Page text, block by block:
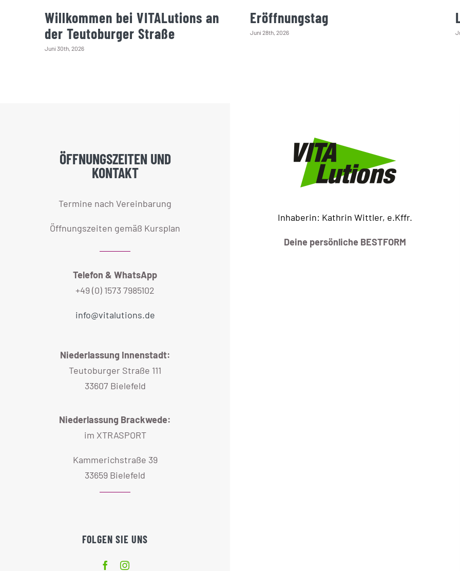
Willkommen bei VITALutions an
der Teutoburger Straße
Juni 30th, 2026
Eröffnungstag
Juni 28th, 2026
ÖFFNUNGSZEITEN UND
KONTAKT
Termine nach Vereinbarung
Öffnungszeiten gemäß Kursplan
Telefon & WhatsApp
+49 (0) 1573 7985102
info@vitalutions.de
Niederlassung Innenstadt:
Teutoburger Straße 111
33607 Bielefeld
Niederlassung Brackwede:
im XTRASPORT
Kammerichstraße 39
33659 Bielefeld
FOLGEN SIE UNS
Inhaberin: Kathrin Wittler, e.Kffr.
Deine persönliche BESTFORM